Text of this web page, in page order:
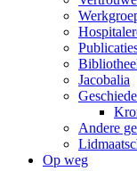
Jacobalia
Andere
Op weg